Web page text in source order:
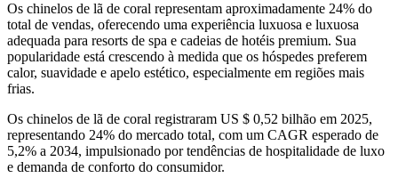
Os chinelos de lã de coral representam aproximadamente 24% do
total de vendas, oferecendo uma experiência luxuosa e luxuosa
adequada para resorts de spa e cadeias de hotéis premium. Sua
popularidade está crescendo à medida que os hóspedes preferem
calor, suavidade e apelo estético, especialmente em regiões mais
frias.
Os chinelos de lã de coral registraram US $ 0,52 bilhão em 2025,
representando 24% do mercado total, com um CAGR esperado de
5,2% a 2034, impulsionado por tendências de hospitalidade de luxo
e demanda de conforto do consumidor.